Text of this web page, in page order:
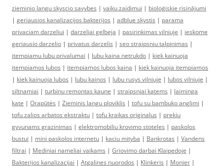
zieminio langu skyscio savybes | vaiku zaidimui | bioloģiskie risinājumi
| geriausios kanalizacijos bakterijos | adblue skystis | parama
privaciam darzeliui | darzeliai gelbeja | pasirinkimas vilniuje | ieskome
geriausio darzelio | privatus darzelis | seo straipsniu talpinimas |
itempiamu lubu privalumai | lubu kaina netrukdo | kiek kainuoja
itempiamos lubos | itempiamos lubos kaina | kiek kainuoja itempiamos
| kiek kainuoja lubos | lubu kainos | lubu rusys vilniuje | lubos vilniuje |
siltnamiai | turbinu remontas kaune | straipsniai katems | laiminga
kate | Orapūtės | Zieminis langu ploviklis | tofu su bambuko anglimi |
tofu zalios arbatos ekstraktu | tofu kraikas originalus | prekiu
gyvunams grazinimas | elektromobiliu krovimo stoteles | paskolos
bustui | mini paskolos internetu | kaciu mityba | Bankrotas | Vandens
filtrai | Mediniai nameliai vaikams | Griovimo darbai Klaipedoje |
Bakterijos kanalizacijai | Atgalines nuorodos | Klinkeris | Monier |